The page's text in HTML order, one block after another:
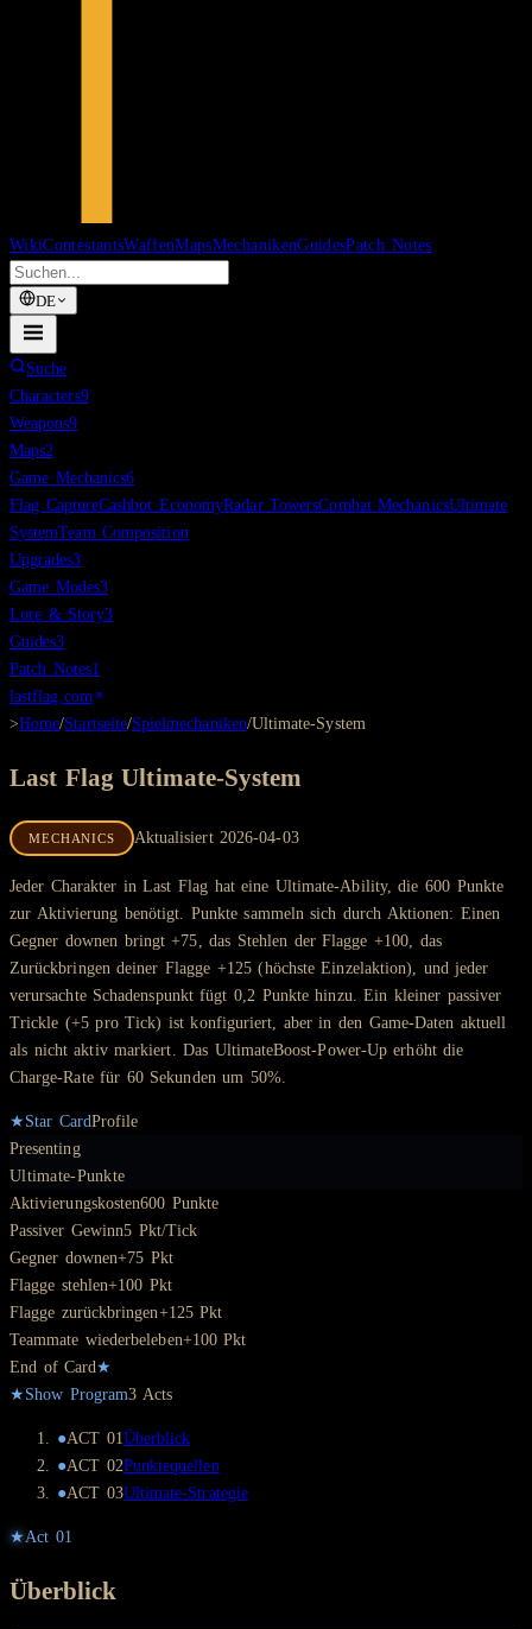
WikiContestantsWaffenMapsMechanikenGuidesPatch Notes
DE
Suche
Characters9
Weapons9
Maps2
Game Mechanics6
Flag CaptureCashbot EconomyRadar TowersCombat MechanicsUltimate
SystemTeam Composition
Upgrades3
Game Modes3
Lore & Story3
Guides3
Patch Notes1
lastflag.com
>Home/Startseite/Spielmechaniken/Ultimate-System
Last FlagUltimate-System
MECHANICS Aktualisiert 2026-04-03
Jeder Charakter in Last Flag hat eine Ultimate-Ability, die 600 Punkte
zur Aktivierung benötigt. Punkte sammeln sich durch Aktionen: Einen
Gegner downen bringt +75, das Stehlen der Flagge +100, das
Zurückbringen deiner Flagge +125 (höchste Einzelaktion), und jeder
verursachte Schadenspunkt fügt 0,2 Punkte hinzu. Ein kleiner passiver
Trickle (+5 pro Tick) ist konfiguriert, aber in den Game-Daten aktuell
als nicht aktiv markiert. Das UltimateBoost-Power-Up erhöht die
Charge-Rate für 60 Sekunden um 50%.
★Star CardProfile
Presenting
Ultimate-Punkte
Aktivierungskosten600 Punkte
Passiver Gewinn5 Pkt/Tick
Gegner downen+75 Pkt
Flagge stehlen+100 Pkt
Flagge zurückbringen+125 Pkt
Teammate wiederbeleben+100 Pkt
End of Card★
★Show Program3 Acts
●ACT 01Überblick
●ACT 02Punktequellen
●ACT 03Ultimate-Strategie
★Act 01
Überblick